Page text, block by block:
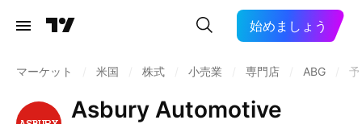
始めましょう
マーケット 米国 株式 小売業 専門店 ABG
Asbury Automotive